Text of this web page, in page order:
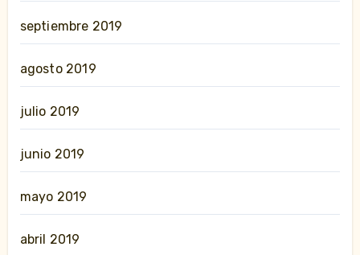
septiembre 2019
agosto 2019
julio 2019
junio 2019
mayo 2019
abril 2019